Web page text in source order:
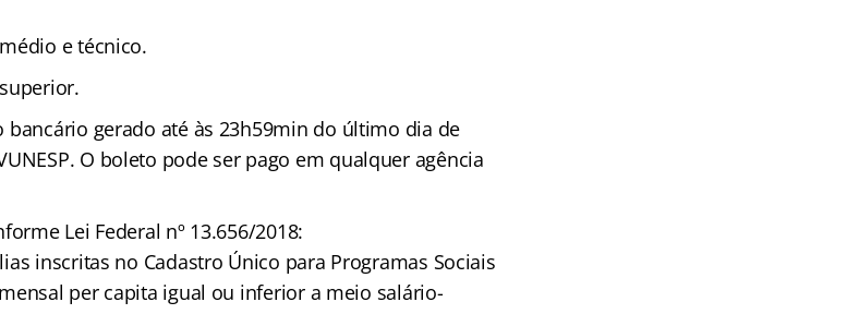
e técnico.
bancário gerado até às 23h59min do último dia de
O boleto pode ser pago em qualquer agência
Lei Federal nº 13.656/2018:
inscritas no Cadastro Único para Programas Sociais
per capita igual ou inferior a meio salário-